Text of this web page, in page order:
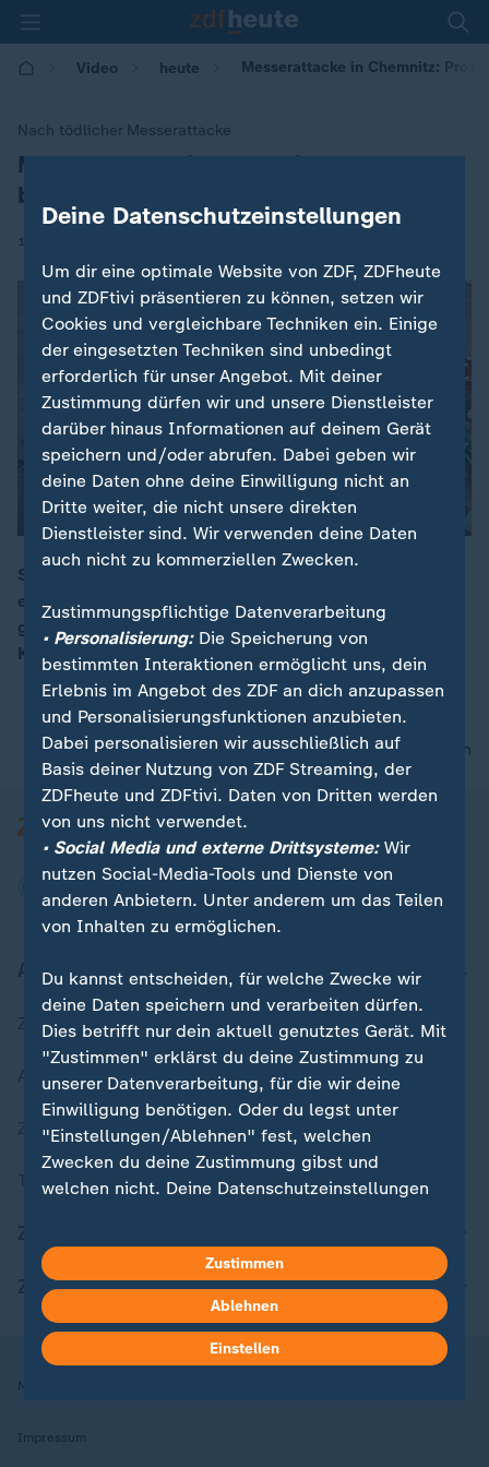
Video heute Messerattacke in Chemnitz:
Nach tödlicher Messerattacke
:Messerattacke in Chemnitz: Prozess
beginnt
18.03.2019 | 07:46
Sieben Monate nach der tödlichen Messerattacke auf
einen 35-Jährigen in Chemnitz beginnt der Prozess
gegen den Tatverdächtigen. Sein mutmaßlicher
Komplize ist untergetaucht.
nach oben
Aktuell bei ZDFheute
Zuletzt veröffentlicht
Aktuelle Sendungs-Videos
ZDFheute Stories
Themen im Überblick
ZDFheute Apps
Nutzungsbedingungen
Impressum
Deine Datenschutzeinstellungen
Um dir eine optimale Website von ZDF, ZDFheute
und ZDFtivi präsentieren zu können, setzen wir
Cookies und vergleichbare Techniken ein. Einige
der eingesetzten Techniken sind unbedingt
erforderlich für unser Angebot. Mit deiner
Zustimmung dürfen wir und unsere Dienstleister
darüber hinaus Informationen auf deinem Gerät
speichern und/oder abrufen. Dabei geben wir
deine Daten ohne deine Einwilligung nicht an
Dritte weiter, die nicht unsere direkten
Dienstleister sind. Wir verwenden deine Daten
auch nicht zu kommerziellen Zwecken.
Zustimmungspflichtige Datenverarbeitung
• Personalisierung:Die Speicherung von
bestimmten Interaktionen ermöglicht uns, dein
Erlebnis im Angebot des ZDF an dich anzupassen
und Personalisierungsfunktionen anzubieten.
Dabei personalisieren wir ausschließlich auf
Basis deiner Nutzung von ZDF Streaming, der
ZDFheute und ZDFtivi. Daten von Dritten werden
von uns nicht verwendet.
• Social Media und externe Drittsysteme:Wir
nutzen Social-Media-Tools und Dienste von
anderen Anbietern. Unter anderem um das Teilen
von Inhalten zu ermöglichen.
Du kannst entscheiden, für welche Zwecke wir
deine Daten speichern und verarbeiten dürfen.
Dies betrifft nur dein aktuell genutztes Gerät. Mit
"Zustimmen" erklärst du deine Zustimmung zu
unserer Datenverarbeitung, für die wir deine
Einwilligung benötigen. Oder du legst unter
"Einstellungen/Ablehnen" fest, welchen
Zwecken du deine Zustimmung gibst und
welchen nicht. Deine Datenschutzeinstellungen
Hier findest du das Impressum.
Weitere Informationen findest du in unserer
Datenschutzerklärung.
Zustimmen
Ablehnen
Einstellen